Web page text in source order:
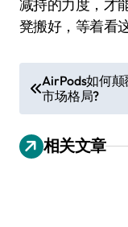
减持的力度，才
凳搬好，等着看
章
导
航
AirPods如何颠
市场格局?
相关文章